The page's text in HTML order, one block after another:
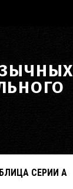
СЕРИИ А